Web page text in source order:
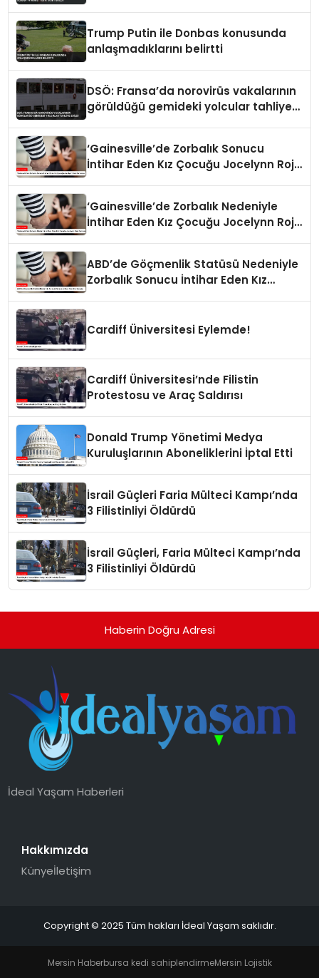
Trump Putin ile Donbas konusunda
anlaşmadıklarını belirtti
DSÖ: Fransa’da norovirüs vakalarının
görüldüğü gemideki yolcular tahliye
‘Gainesville’de Zorbalık Sonucu
İntihar Eden Kız Çocuğu Jocelynn Rojo
‘Gainesville’de Zorbalık Nedeniyle
İntihar Eden Kız Çocuğu Jocelynn Rojo
ABD’de Göçmenlik Statüsü Nedeniyle
Zorbalık Sonucu İntihar Eden Kız
Cardiff Üniversitesi Eylemde!
Cardiff Üniversitesi’nde Filistin
Protestosu ve Araç Saldırısı
Donald Trump Yönetimi Medya
Kuruluşlarının Aboneliklerini İptal Etti
İsrail Güçleri Faria Mülteci Kampı’nda
3 Filistinliyi Öldürdü
İsrail Güçleri, Faria Mülteci Kampı’nda
3 Filistinliyi Öldürdü
Haberin Doğru Adresi
İdeal Yaşam Haberleri
Hakkımızda
Künyeİletişim
Copyright © 2025 Tüm hakları İdeal Yaşam saklıdır.
Mersin Haberbursa kedi sahiplendirmeMersin Lojistik